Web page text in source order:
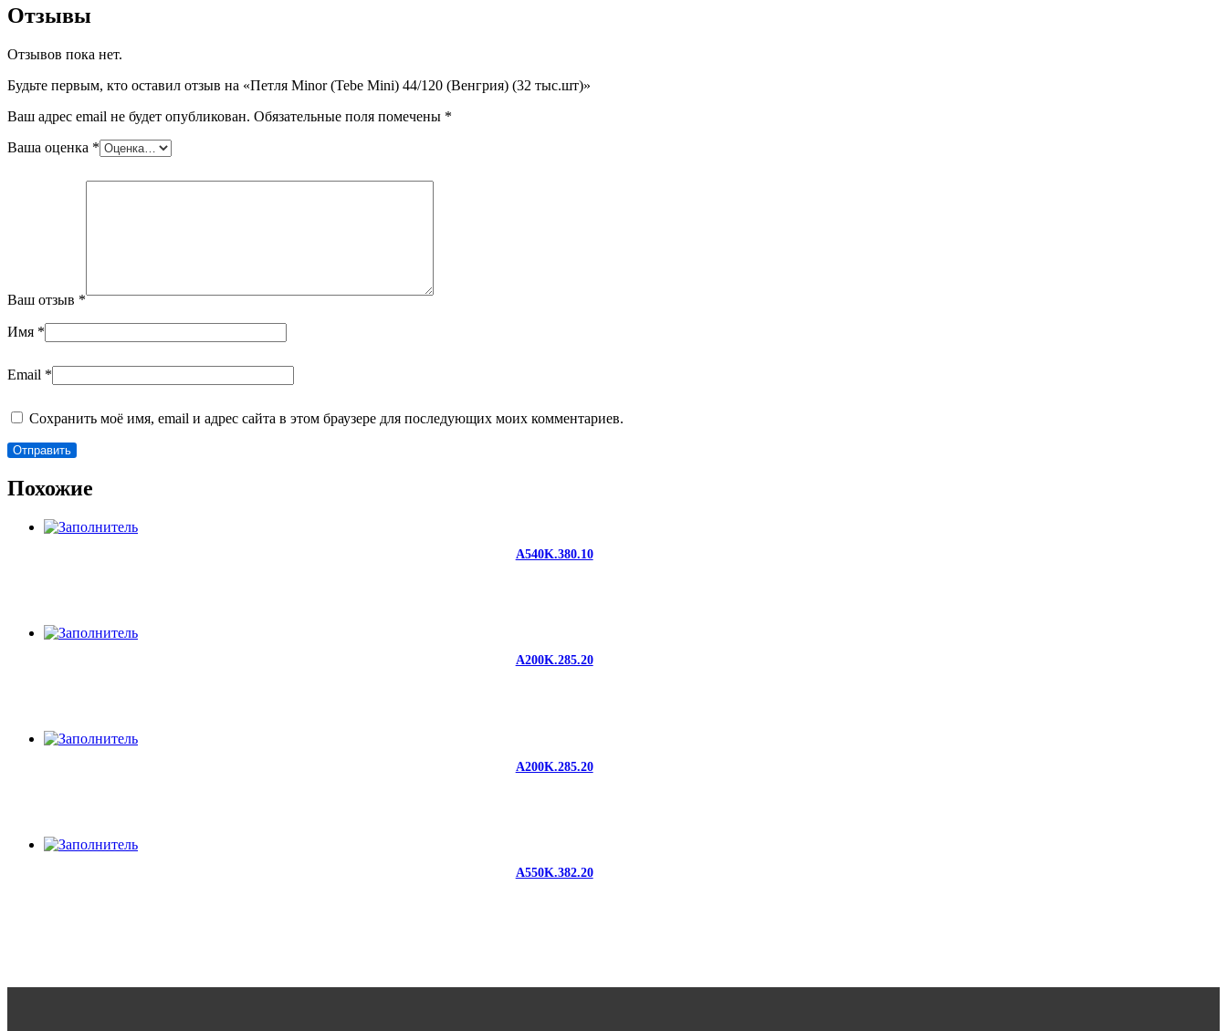
тыс.шт)
Отзывы
Отзывов пока нет.
Будьте первым, кто оставил отзыв на «Петля Minor (Tebe Mini) 44/120 (Венгрия) (32 тыс.шт)»
Ваш адрес email не будет опубликован. Обязательные поля помечены *
Ваша оценка *
Ваш отзыв *
Имя *
Email *
Сохранить моё имя, email и адрес сайта в этом браузере для последующих моих комментариев.
Похожие
A540K.380.10
A200K.285.20
A200K.285.20
A550K.382.20